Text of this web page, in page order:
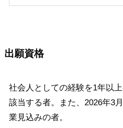
出願資格
社会人としての経験を1年以
該当する者。また、2026年3
業見込みの者。